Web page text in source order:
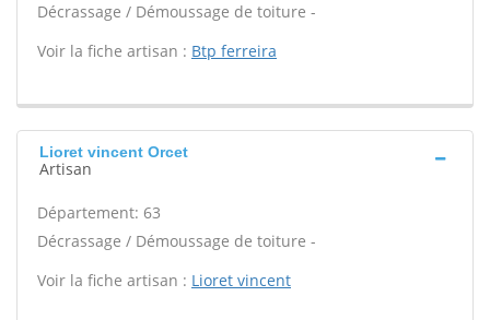
Décrassage / Démoussage de toiture -
Voir la fiche artisan : Btp ferreira
Lioret vincent Orcet
Artisan
Département: 63
Décrassage / Démoussage de toiture -
Voir la fiche artisan : Lioret vincent